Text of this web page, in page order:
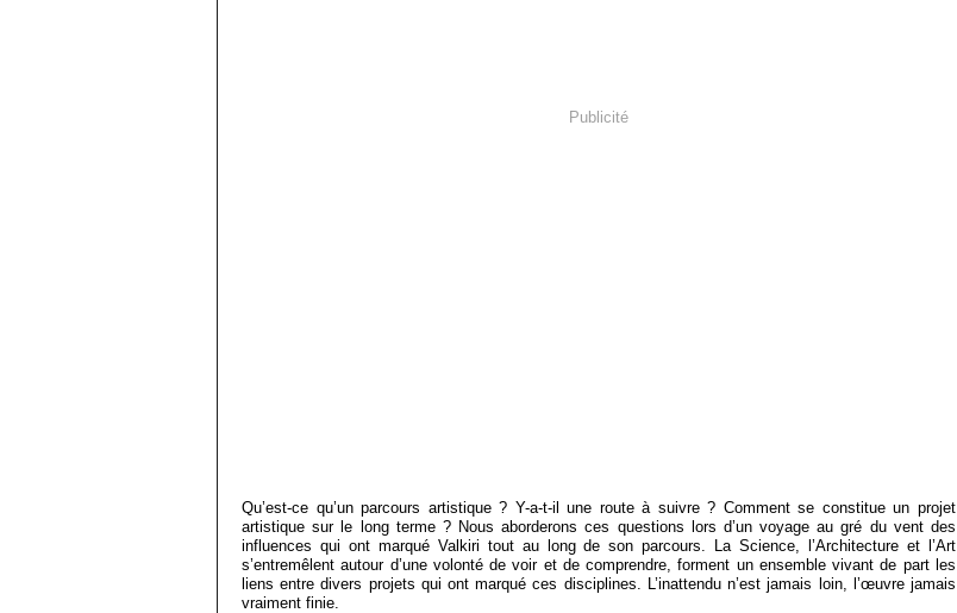
Publicité
Qu’est-ce qu’un parcours artistique ? Y-a-t-il une route à suivre ? Comment se constitue un projet
artistique sur le long terme ? Nous aborderons ces questions lors d’un voyage au gré du vent des
influences qui ont marqué Valkiri tout au long de son parcours. La Science, l’Architecture et l’Art
s’entremêlent autour d’une volonté de voir et de comprendre, forment un ensemble vivant de part les
liens entre divers projets qui ont marqué ces disciplines. L’inattendu n’est jamais loin, l’œuvre jamais
vraiment finie.